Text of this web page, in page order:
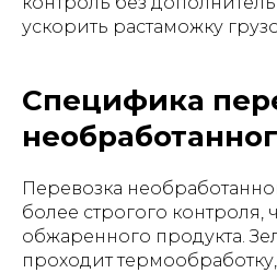
ускорить растаможку
Специфика
Перевозка
более строгого контроля,
обжаренного продукта.
проходит